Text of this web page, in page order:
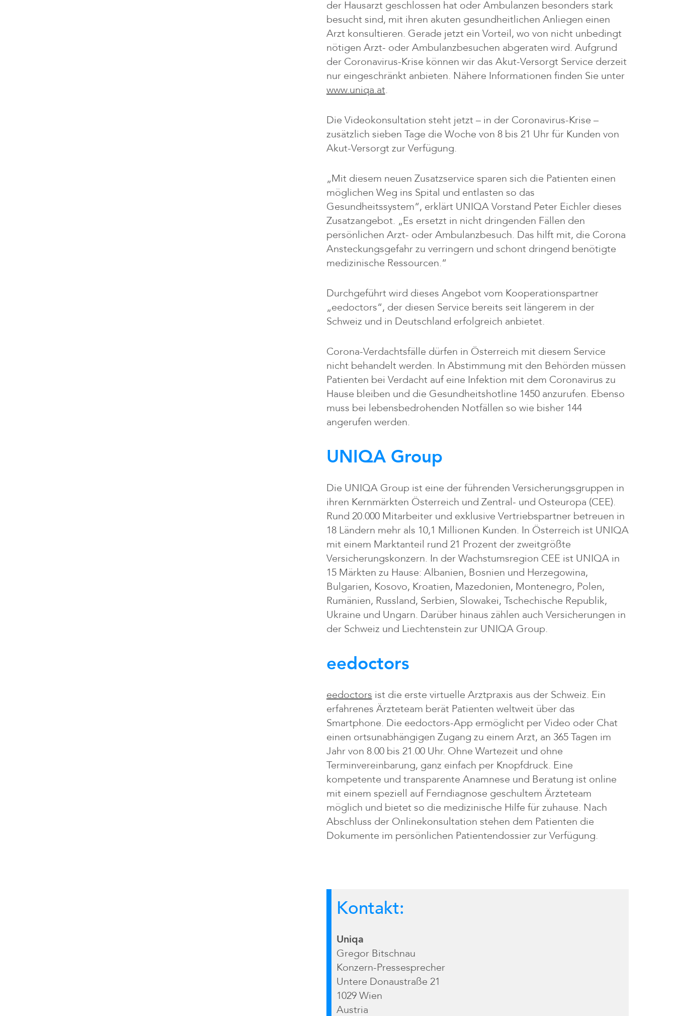
der Hausarzt geschlossen hat oder Ambulanzen besonders stark
besucht sind, mit ihren akuten gesundheitlichen Anliegen einen
Arzt konsultieren. Gerade jetzt ein Vorteil, wo von nicht unbedingt
nötigen Arzt- oder Ambulanzbesuchen abgeraten wird. Aufgrund
der Coronavirus-Krise können wir das Akut-Versorgt Service derzeit
nur eingeschränkt anbieten. Nähere Informationen finden Sie unter
www.uniqa.at.
Die Videokonsultation steht jetzt – in der Coronavirus-Krise –
zusätzlich sieben Tage die Woche von 8 bis 21 Uhr für Kunden von
Akut-Versorgt zur Verfügung.
„Mit diesem neuen Zusatzservice sparen sich die Patienten einen
möglichen Weg ins Spital und entlasten so das
Gesundheitssystem“, erklärt UNIQA Vorstand Peter Eichler dieses
Zusatzangebot. „Es ersetzt in nicht dringenden Fällen den
persönlichen Arzt- oder Ambulanzbesuch. Das hilft mit, die Corona
Ansteckungsgefahr zu verringern und schont dringend benötigte
medizinische Ressourcen.“
Durchgeführt wird dieses Angebot vom Kooperationspartner
„eedoctors“, der diesen Service bereits seit längerem in der
Schweiz und in Deutschland erfolgreich anbietet.
Corona-Verdachtsfälle dürfen in Österreich mit diesem Service
nicht behandelt werden. In Abstimmung mit den Behörden müssen
Patienten bei Verdacht auf eine Infektion mit dem Coronavirus zu
Hause bleiben und die Gesundheitshotline 1450 anzurufen. Ebenso
muss bei lebensbedrohenden Notfällen so wie bisher 144
angerufen werden.
UNIQA Group
Die UNIQA Group ist eine der führenden Versicherungsgruppen in
ihren Kernmärkten Österreich und Zentral- und Osteuropa (CEE).
Rund 20.000 Mitarbeiter und exklusive Vertriebspartner betreuen in
18 Ländern mehr als 10,1 Millionen Kunden. In Österreich ist UNIQA
mit einem Marktanteil rund 21 Prozent der zweitgrößte
Versicherungskonzern. In der Wachstumsregion CEE ist UNIQA in
15 Märkten zu Hause: Albanien, Bosnien und Herzegowina,
Bulgarien, Kosovo, Kroatien, Mazedonien, Montenegro, Polen,
Rumänien, Russland, Serbien, Slowakei, Tschechische Republik,
Ukraine und Ungarn. Darüber hinaus zählen auch Versicherungen in
der Schweiz und Liechtenstein zur UNIQA Group.
eedoctors
eedoctors ist die erste virtuelle Arztpraxis aus der Schweiz. Ein
erfahrenes Ärzteteam berät Patienten weltweit über das
Smartphone. Die eedoctors-App ermöglicht per Video oder Chat
einen ortsunabhängigen Zugang zu einem Arzt, an 365 Tagen im
Jahr von 8.00 bis 21.00 Uhr. Ohne Wartezeit und ohne
Terminvereinbarung, ganz einfach per Knopfdruck. Eine
kompetente und transparente Anamnese und Beratung ist online
mit einem speziell auf Ferndiagnose geschultem Ärzteteam
möglich und bietet so die medizinische Hilfe für zuhause. Nach
Abschluss der Onlinekonsultation stehen dem Patienten die
Dokumente im persönlichen Patientendossier zur Verfügung.
Kontakt:
Uniqa
Gregor Bitschnau
Konzern-Pressesprecher
Untere Donaustraße 21
1029 Wien
Austria